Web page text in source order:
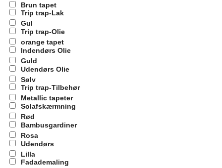
Brun tapet
Gul
orange tapet
Guld
Sølv
Metallic tapeter
Rød
Rosa
Lilla
Trip trap-Lak
Trip trap-Olie
Indendørs Olie
Udendørs Olie
Trip trap-Tilbehør
Solafskærmning
Bambusgardiner
Udendørs
Fadademaling